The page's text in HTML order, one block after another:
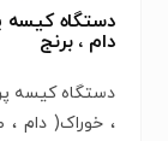
دستگاه کیسه
دام ، برنج
دستگاه کیسه
، خوراک( دام ،